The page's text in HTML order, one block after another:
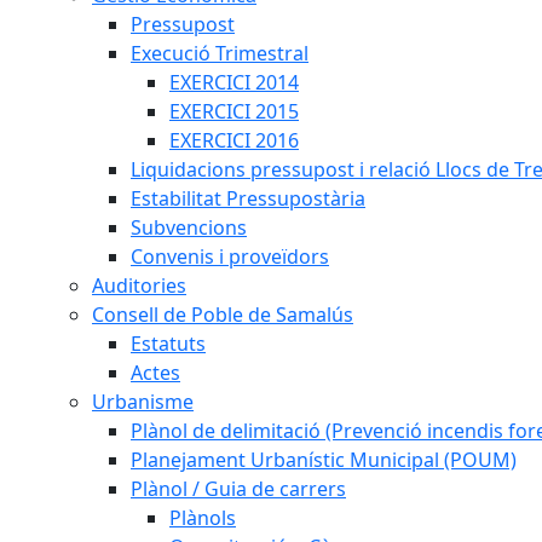
Pressupost
Execució Trimestral
EXERCICI 2014
EXERCICI 2015
EXERCICI 2016
Liquidacions pressupost i relació Llocs de
Estabilitat Pressupostària
Subvencions
Convenis i proveïdors
Auditories
Consell de Poble de Samalús
Estatuts
Actes
Urbanisme
Plànol de delimitació (Prevenció incendis
Planejament Urbanístic Municipal (POUM)
Plànol / Guia de carrers
Plànols